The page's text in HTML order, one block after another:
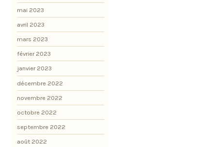
mai 2023
avril 2023
mars 2023
février 2023
janvier 2023
décembre 2022
novembre 2022
octobre 2022
septembre 2022
août 2022